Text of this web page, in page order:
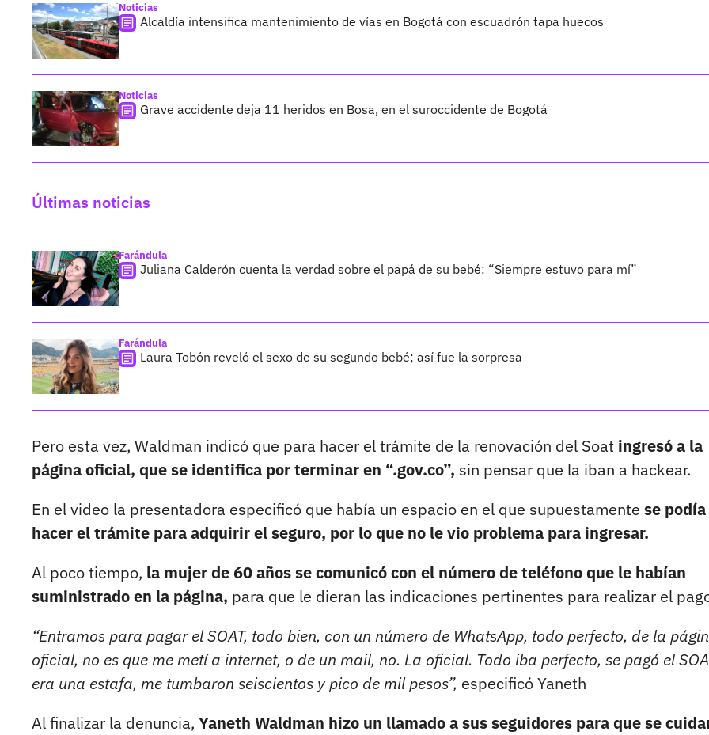
Noticias
Alcaldía intensifica mantenimiento de vías en Bogotá con escuadrón tapa huecos
Noticias
Grave accidente deja 11 heridos en Bosa, en el suroccidente de Bogotá
Últimas noticias
Farándula
Juliana Calderón cuenta la verdad sobre el papá de su bebé: “Siempre estuvo para mí”
Farándula
Laura Tobón reveló el sexo de su segundo bebé; así fue la sorpresa
Pero esta vez, Waldman indicó que para hacer el trámite de la renovación del Soat ingresó a la
página oficial, que se identifica por terminar en “.gov.co”, sin pensar que la iban a hackear.
En el video la presentadora especificó que había un espacio en el que supuestamente se podía
hacer el trámite para adquirir el seguro, por lo que no le vio problema para ingresar.
Al poco tiempo, la mujer de 60 años se comunicó con el número de teléfono que le habían
suministrado en la página, para que le dieran las indicaciones pertinentes para realizar el
“Entramos para pagar el SOAT, todo bien, con un número de WhatsApp, todo perfecto, de la
oficial, no es que me metí a internet, o de un mail, no. La oficial. Todo iba perfecto, se pagó el
era una estafa, me tumbaron seiscientos y pico de mil pesos”, especificó Yaneth
Al finalizar la denuncia, Yaneth Waldman hizo un llamado a sus seguidores para que se